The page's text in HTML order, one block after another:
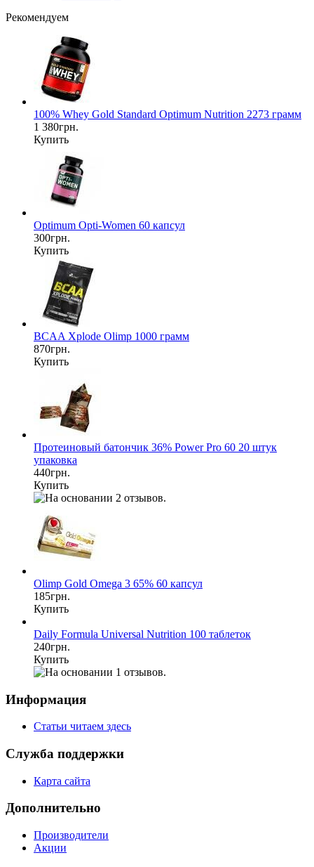
Рекомендуем
100% Whey Gold Standard Optimum Nutrition 2273 грамм
1 380грн.
Купить
Optimum Opti-Women 60 капсул
300грн.
Купить
BCAA Xplode Olimp 1000 грамм
870грн.
Купить
Протеиновый батончик 36% Power Pro 60 20 штук
упаковка
440грн.
Купить
Olimp Gold Omega 3 65% 60 капсул
185грн.
Купить
Daily Formula Universal Nutrition 100 таблеток
240грн.
Купить
Информация
Статьи читаем здесь
Служба поддержки
Карта сайта
Дополнительно
Производители
Акции